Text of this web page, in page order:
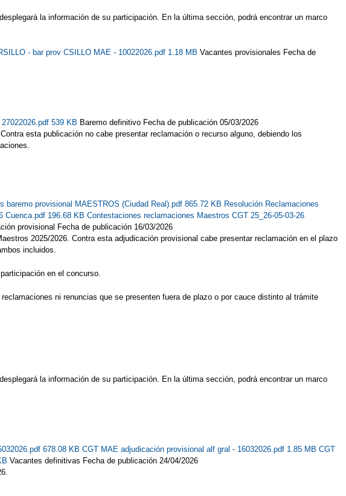
la información de su participación. En la última sección, podrá encontrar un marco
- bar prov CSILLO MAE - 10022026.pdf 1.18 MB Vacantes provisionales Fecha de
539 KB Baremo definitivo Fecha de publicación 05/03/2026
esta publicación no cabe presentar reclamación o recurso alguno, debiendo los
baremo provisional MAESTROS (Ciudad Real).pdf 865.72 KB Resolución Reclamaciones
Cuenca.pdf 196.68 KB Contestaciones reclamaciones Maestros CGT 25_26-05-03-26
provisional Fecha de publicación 16/03/2026
2025/2026. Contra esta adjudicación provisional cabe presentar reclamación en el plazo
incluidos.
en el concurso.
ni renuncias que se presenten fuera de plazo o por cauce distinto al trámite
la información de su participación. En la última sección, podrá encontrar un marco
678.08 KB CGT MAE adjudicación provisional alf gral - 16032026.pdf 1.85 MB CGT
Vacantes definitivas Fecha de publicación 24/04/2026